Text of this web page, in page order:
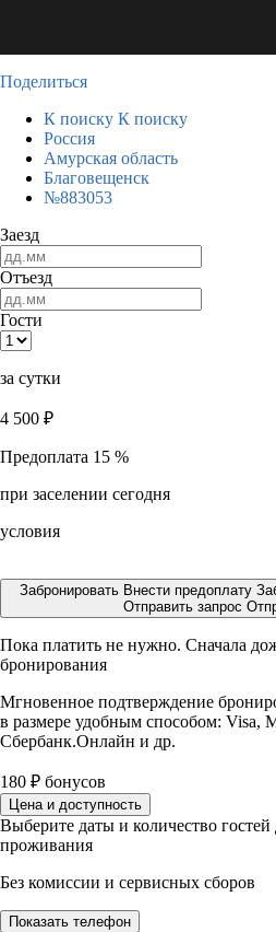
Поделиться
К поиску К поиску
Россия
Амурская область
Благовещенск
№883053
Заезд
Отъезд
Гости
за сутки
4 500 ₽
Предоплата 15 %
при заселении сегодня
условия
Забронировать Внести предоплату
Отправить запрос
Пока платить не нужно. Сначала
бронирования
Мгновенное подтверждение
в размере удобным способом: Visa,
Сбербанк.Онлайн и др.
180 ₽ бонусов
Цена и доступность
Выберите даты и количество гостей
проживания
Без комиссии и сервисных сборов
Показать телефон